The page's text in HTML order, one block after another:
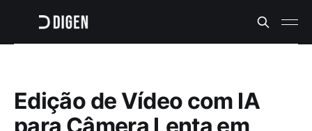
Edição de Vídeo com IA